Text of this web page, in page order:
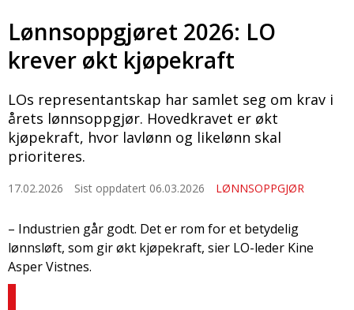
Lønnsoppgjøret 2026: LO
krever økt kjøpekraft
LOs representantskap har samlet seg om krav i
årets lønnsoppgjør. Hovedkravet er økt
kjøpekraft, hvor lavlønn og likelønn skal
prioriteres.
17.02.2026 Sist oppdatert 06.03.2026 LØNNSOPPGJØR
– Industrien går godt. Det er rom for et betydelig
lønnsløft, som gir økt kjøpekraft, sier LO-leder Kine
Asper Vistnes.